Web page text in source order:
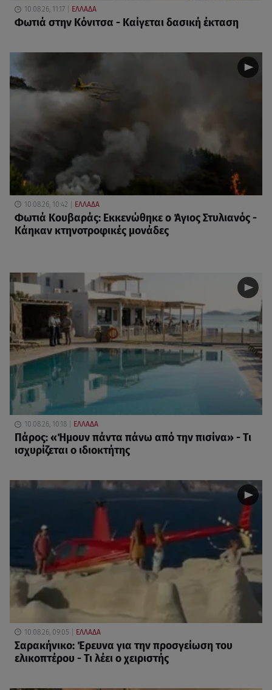
10.08.26, 11:17 ΕΛΛΑΔΑ
Φωτιά στην Κόνιτσα - Καίγεται δασική έκταση
10.08.26, 10:42 ΕΛΛΑΔΑ
Φωτιά Κουβαράς: Εκκενώθηκε ο Άγιος Στυλιανός -
Κάηκαν κτηνοτροφικές μονάδες
10.08.26, 10:18 ΕΛΛΑΔΑ
Πάρος: «Ήμουν πάντα πάνω από την πισίνα» - Τι
ισχυρίζεται ο ιδιοκτήτης
10.08.26, 09:05 ΕΛΛΑΔΑ
Σαρακήνικο: Έρευνα για την προσγείωση του
ελικοπτέρου - Τι λέει ο χειριστής